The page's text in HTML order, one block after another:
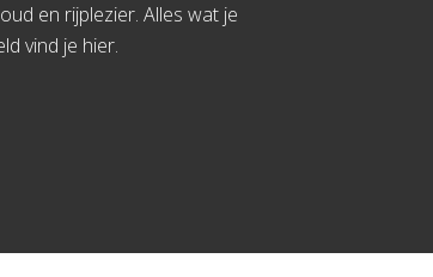
en rijplezier. Alles wat je
vind je hier.